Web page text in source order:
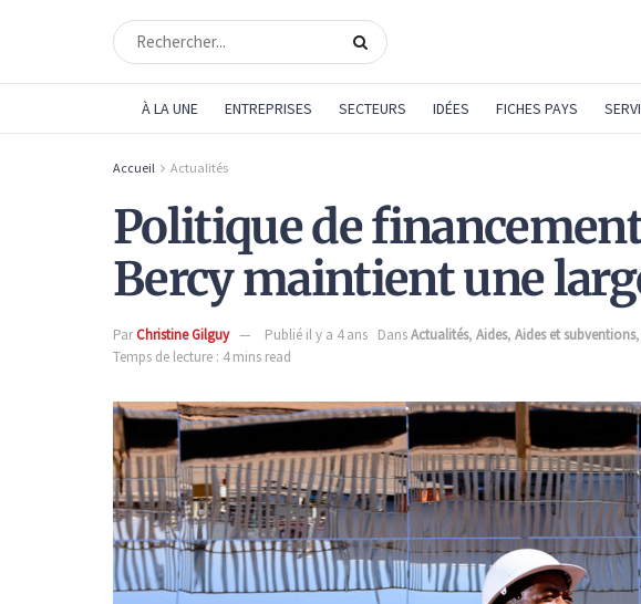
À LA UNE ENTREPRISES SECTEURS IDÉES FICHES PAYS
Accueil Actualités
Politique de
Bercy maintient une
ParChristine Gilguy Publié il y a 4 ans DansActualités, Aides, Aides et subventions,
Temps de lecture : 4 mins read